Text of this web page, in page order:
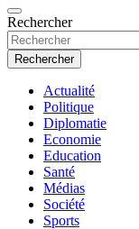
Rechercher
Rechercher
Actualité
Politique
Diplomatie
Economie
Education
Santé
Médias
Société
Sports